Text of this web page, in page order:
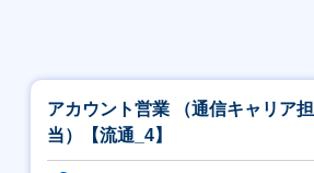
アカウント営業 （通信キャリア担
当）【流通_4】